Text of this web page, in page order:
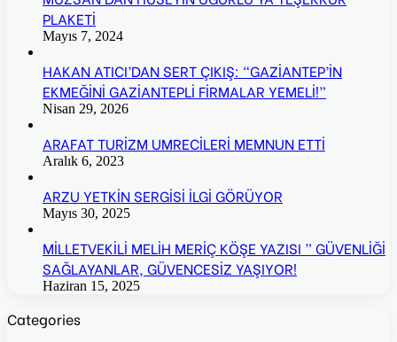
PLAKETİ
Mayıs 7, 2024
HAKAN ATICI’DAN SERT ÇIKIŞ: “GAZİANTEP’İN
EKMEĞİNİ GAZİANTEPLİ FİRMALAR YEMELİ!”
Nisan 29, 2026
ARAFAT TURİZM UMRECİLERİ MEMNUN ETTİ
Aralık 6, 2023
ARZU YETKİN SERGİSİ İLGİ GÖRÜYOR
Mayıs 30, 2025
MİLLETVEKİLİ MELİH MERİÇ KÖŞE YAZISI ” GÜVENLİĞİ
SAĞLAYANLAR, GÜVENCESİZ YAŞIYOR!
Haziran 15, 2025
Categories